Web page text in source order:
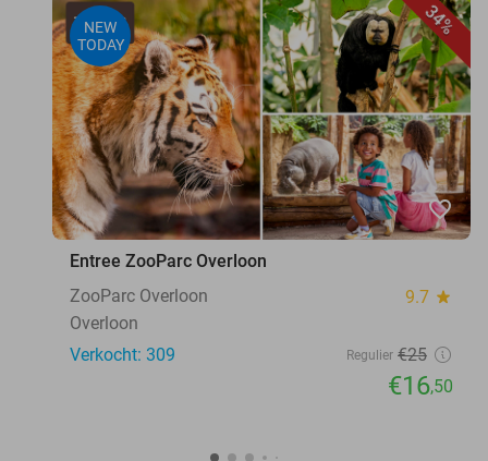
34%
NEW
TODAY
favorite_border
Entree ZooParc Overloon
ZooParc Overloon
9.7 star
Overloon
Verkocht: 309
Regulier €25
€16,50